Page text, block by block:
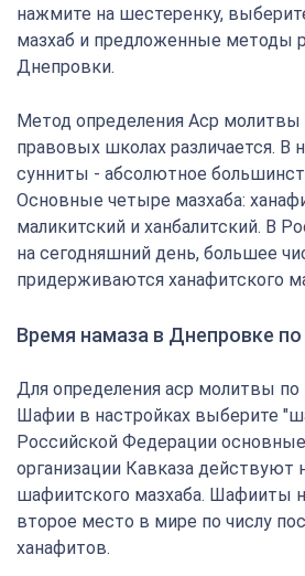
нажмите на шестеренку,
мазхаб и предложенные методы
Днепровки.
Метод определения Аср молитвы
правовых школах различается. В
сунниты - абсолютное
Основные четыре мазхаба:
маликитский и ханбалитский. В
на сегодняшний день, большее
придерживаются ханафитского
Время намаза в Днепровке
Для определения аср молитвы
Шафии в настройках выберите
Российской Федерации
организации Кавказа действуют
шафиитского мазхаба. Шафииты
второе место в мире по числу
ханафитов.